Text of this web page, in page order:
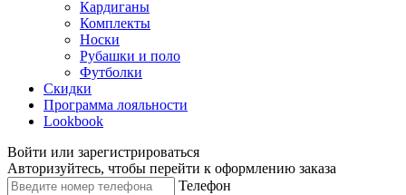
Кардиганы
Комплекты
Носки
Рубашки и поло
Футболки
Скидки
Программа лояльности
Lookbook
Войти или зарегистрироваться
Авторизуйтесь, чтобы перейти к оформлению заказа
Телефон